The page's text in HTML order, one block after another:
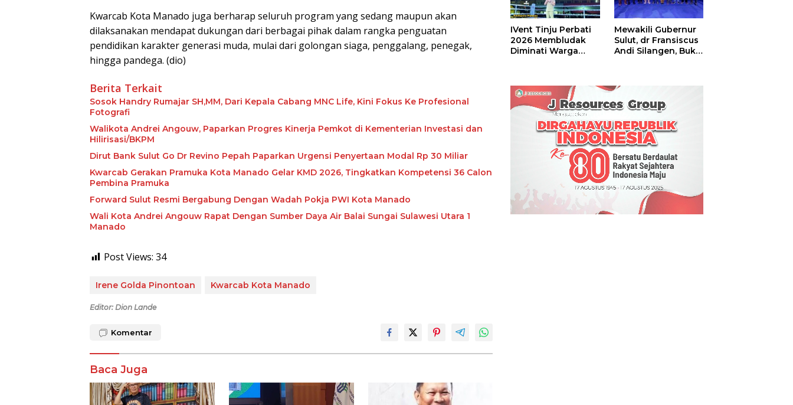
Kwarcab Kota Manado juga berharap seluruh program yang sedang maupun akan
dilaksanakan mendapat dukungan dari berbagai pihak dalam rangka penguatan
pendidikan karakter generasi muda, mulai dari golongan siaga, penggalang, penegak,
hingga pandega. (dio)
Berita Terkait
Sosok Handry Rumajar SH,MM, Dari Kepala Cabang MNC Life, Kini Fokus Ke Profesional
Fotografi
Walikota Andrei Angouw, Paparkan Progres Kinerja Pemkot di Kementerian Investasi dan
Hilirisasi/BKPM
Dirut Bank Sulut Go Dr Revino Pepah Paparkan Urgensi Penyertaan Modal Rp 30 Miliar
Kwarcab Gerakan Pramuka Kota Manado Gelar KMD 2026, Tingkatkan Kompetensi 36 Calon
Pembina Pramuka
Forward Sulut Resmi Bergabung Dengan Wadah Pokja PWI Kota Manado
Wali Kota Andrei Angouw Rapat Dengan Sumber Daya Air Balai Sungai Sulawesi Utara 1
Manado
Post Views: 34
Irene Golda Pinontoan Kwarcab Kota Manado
Editor: Dion Lande
Komentar
Baca Juga
IVent Tinju Perbati
2026 Membludak
Diminati Warga
Mewakili Gubernur
Sulut, dr Fransiscus
Andi Silangen, Buka
Piala Wali Kota
Manado